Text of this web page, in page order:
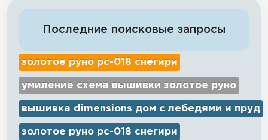
Последние поисковые запросы
золотое руно рс-018 снегири
умиление схема вышивки золотое руно
вышивка dimensions дом с лебедями и пруд
золотое руно рс-018 снегири